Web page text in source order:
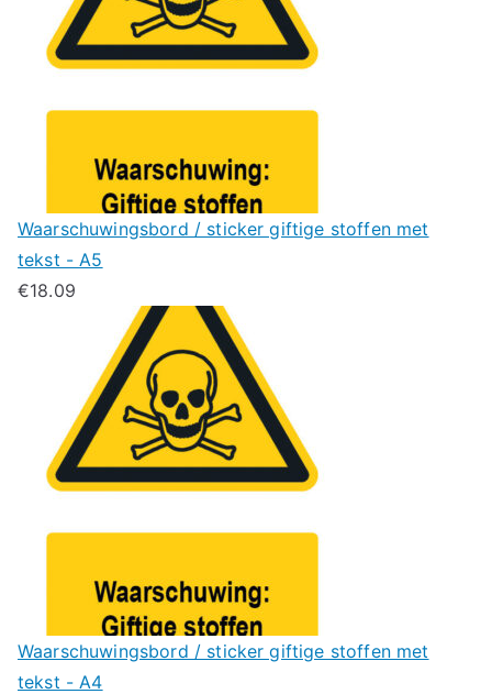
Waarschuwingsbord / sticker giftige stoffen met
tekst - A5
€18.09
Waarschuwingsbord / sticker giftige stoffen met
tekst - A4